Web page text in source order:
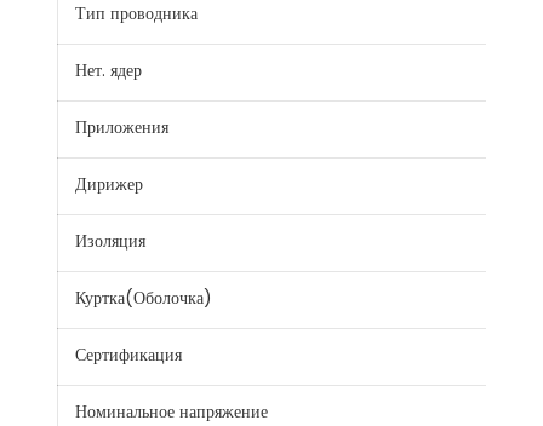
Тип проводника
Нет. ядер
Приложения
Дирижер
Изоляция
Куртка(Оболочка)
Сертификация
Номинальное напряжение